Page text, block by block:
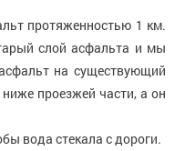
протяженностью 1 км.
слой асфальта и мы
на существующий
проезжей части, а он
вода стекала с дороги.